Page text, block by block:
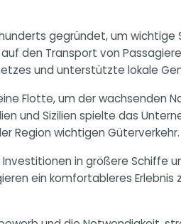
gegründet, um
den Transport von
und unterstützte lokale
Flotte, um der wachsenden
und Sizilien spielte das
Region wichtigen Güterverkehr.
in größere
ein komfortableres